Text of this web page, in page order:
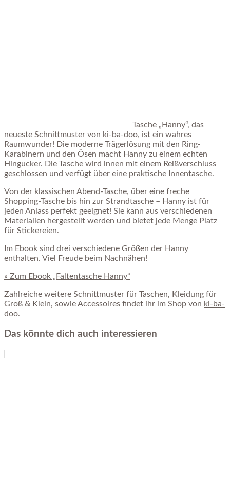
Tasche „Hanny“, das
neueste Schnittmuster von ki-ba-doo, ist ein wahres
Raumwunder! Die moderne Trägerlösung mit den Ring-
Karabinern und den Ösen macht Hanny zu einem echten
Hingucker. Die Tasche wird innen mit einem Reißverschluss
geschlossen und verfügt über eine praktische Innentasche.
Von der klassischen Abend-Tasche, über eine freche
Shopping-Tasche bis hin zur Strandtasche – Hanny ist für
jeden Anlass perfekt geeignet! Sie kann aus verschiedenen
Materialien hergestellt werden und bietet jede Menge Platz
für Stickereien.
Im Ebook sind drei verschiedene Größen der Hanny
enthalten. Viel Freude beim Nachnähen!
» Zum Ebook „Faltentasche Hanny“
Zahlreiche weitere Schnittmuster für Taschen, Kleidung für
Groß & Klein, sowie Accessoires findet ihr im Shop von ki-ba-
doo.
Das könnte dich auch interessieren